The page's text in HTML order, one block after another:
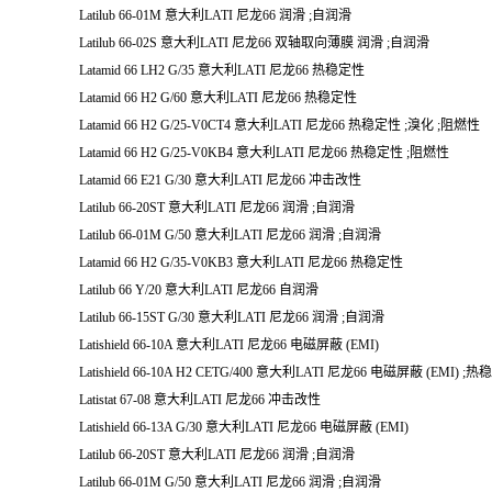
Latilub 66-01M 意大利LATI 尼龙66 润滑 ;自润滑
Latilub 66-02S 意大利LATI 尼龙66 双轴取向薄膜 润滑 ;自润滑
Latamid 66 LH2 G/35 意大利LATI 尼龙66 热稳定性
Latamid 66 H2 G/60 意大利LATI 尼龙66 热稳定性
Latamid 66 H2 G/25-V0CT4 意大利LATI 尼龙66 热稳定性 ;溴化 ;阻燃性
Latamid 66 H2 G/25-V0KB4 意大利LATI 尼龙66 热稳定性 ;阻燃性
Latamid 66 E21 G/30 意大利LATI 尼龙66 冲击改性
Latilub 66-20ST 意大利LATI 尼龙66 润滑 ;自润滑
Latilub 66-01M G/50 意大利LATI 尼龙66 润滑 ;自润滑
Latamid 66 H2 G/35-V0KB3 意大利LATI 尼龙66 热稳定性
Latilub 66 Y/20 意大利LATI 尼龙66 自润滑
Latilub 66-15ST G/30 意大利LATI 尼龙66 润滑 ;自润滑
Latishield 66-10A 意大利LATI 尼龙66 电磁屏蔽 (EMI)
Latishield 66-10A H2 CETG/400 意大利LATI 尼龙66 电磁屏蔽 (EMI) ;热
Latistat 67-08 意大利LATI 尼龙66 冲击改性
Latishield 66-13A G/30 意大利LATI 尼龙66 电磁屏蔽 (EMI)
Latilub 66-20ST 意大利LATI 尼龙66 润滑 ;自润滑
Latilub 66-01M G/50 意大利LATI 尼龙66 润滑 ;自润滑